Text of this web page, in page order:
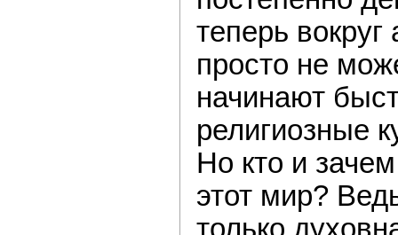
теперь вокруг
просто не
начинают
религиозные
Но кто и
этот мир?